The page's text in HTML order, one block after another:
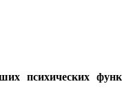
психических